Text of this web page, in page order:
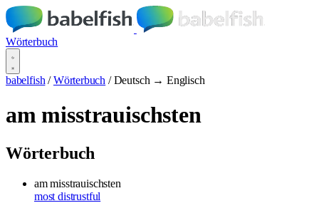
Wörterbuch
babelfish / Wörterbuch / Deutsch → Englisch
am misstrauischsten
Wörterbuch
am misstrauischsten
most distrustful